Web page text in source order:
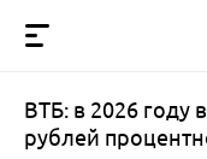
ВТБ: в 2026 году
рублей